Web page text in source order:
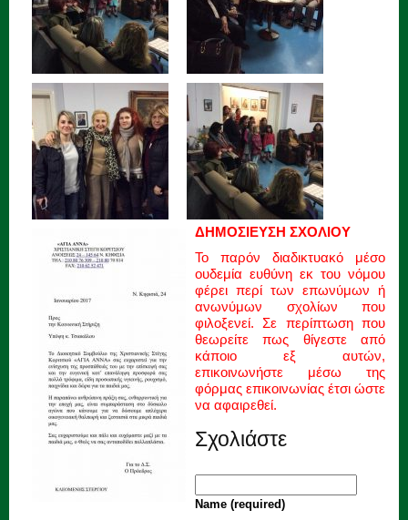
ΔΗΜΟΣΙΕΥΣΗ ΣΧΟΛΙΟΥ
Το παρόν διαδικτυακό μέσο
ουδεμία ευθύνη εκ του νόμου
φέρει περί των επωνύμων ή
ανωνύμων σχολίων που
φιλοξενεί. Σε περίπτωση που
θεωρείτε πως θίγεστε από
κάποιο εξ αυτών,
επικοινωνήστε μέσω της
φόρμας επικοινωνίας έτσι ώστε
να αφαιρεθεί.
Σχολιάστε
Name (required)